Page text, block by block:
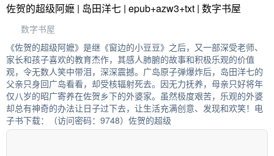
佐贺的超级阿嬷 | 岛田洋七 | epub+azw3+txt | 数字书屋
数字书屋
《佐贺的超级阿嬷》是继《窗边的小豆豆》之后，又一部深受老师、
家长和孩子喜欢的教育杰作，其感人肺腑的故事和积极乐观的价值
观，令无数人笑中带泪，深深震撼。广岛原子弹爆炸后，岛田洋七的
父亲只身回广岛看看，却受核辐射死去。因无力抚养，母亲只好将年
仅八岁的昭广寄养在佐贺乡下的外婆家。虽然极度艰苦，乐观的外婆
却总有神奇的办法让日子过下去，让生活充满创意、发现和欢笑！电
子书下载：（访问密码：9748）佐贺的超级